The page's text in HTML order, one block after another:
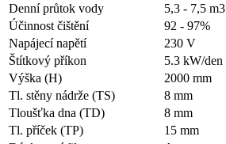
Denní průtok vody
5,3 - 7,5 m3
Účinnost čištění
92 - 97%
Napájecí napětí
230 V
Štítkový příkon
5.3 kW/den
Výška (H)
2000 mm
Tl. stěny nádrže (TS)
8 mm
Tloušťka dna (TD)
8 mm
Tl. příček (TP)
15 mm